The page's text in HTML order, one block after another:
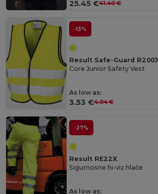
25.45 €41.40 €
-13%
Result Safe-Guard R200J
Core Junior Safety Vest
As low as:
3.53 €4.04 €
-27%
Result RE22X
Sigurnosne hi-viz hlače
As low as: